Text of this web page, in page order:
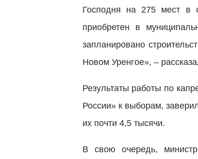
Господня на 275 мест в
приобретен в
запланировано
Новом Уренгое», –
Результаты работы по
России» к выборам,
их почти 4,5 тысячи.
В свою очередь,